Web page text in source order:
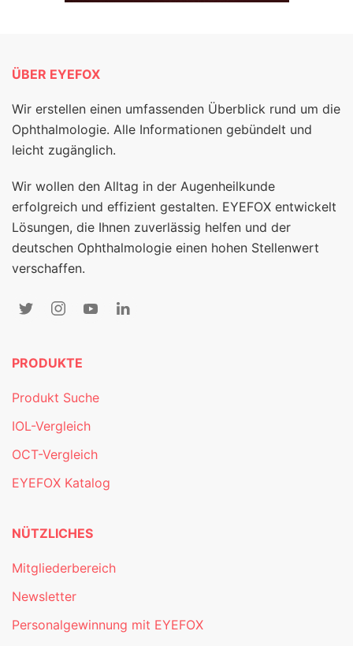
ÜBER EYEFOX
Wir erstellen einen umfassenden Überblick rund um die
Ophthalmologie. Alle Informationen gebündelt und
leicht zugänglich.
Wir wollen den Alltag in der Augenheilkunde
erfolgreich und effizient gestalten. EYEFOX entwickelt
Lösungen, die Ihnen zuverlässig helfen und der
deutschen Ophthalmologie einen hohen Stellenwert
verschaffen.
PRODUKTE
Produkt Suche
IOL-Vergleich
OCT-Vergleich
EYEFOX Katalog
NÜTZLICHES
Mitgliederbereich
Newsletter
Personalgewinnung mit EYEFOX